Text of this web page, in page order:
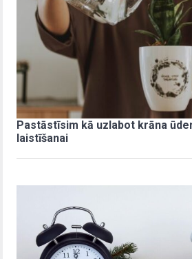
Pastāstīsim kā uzlabot krāna
laistīšanai